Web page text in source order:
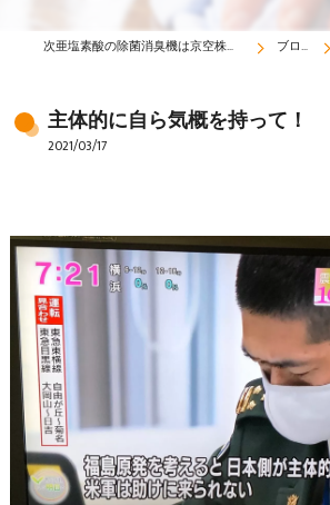
次亜塩素酸の除菌消臭機は京空株式会社 ブログ
主体的に自ら気概を持って！
2021/03/17